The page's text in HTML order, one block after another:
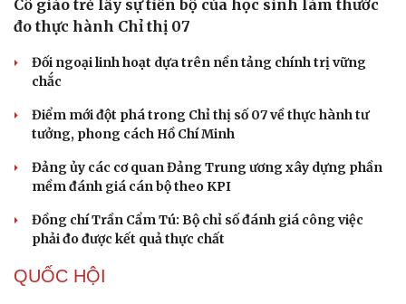
Cải chính
Cô giáo trẻ lấy sự tiến bộ của học sinh làm thước
đo thực hành Chỉ thị 07
Đối ngoại linh hoạt dựa trên nền tảng chính trị vững
chắc
Điểm mới đột phá trong Chỉ thị số 07 về thực hành tư
tưởng, phong cách Hồ Chí Minh
Đảng ủy các cơ quan Đảng Trung ương xây dựng phần
mềm đánh giá cán bộ theo KPI
Đồng chí Trần Cẩm Tú: Bộ chỉ số đánh giá công việc
phải đo được kết quả thực chất
QUỐC HỘI